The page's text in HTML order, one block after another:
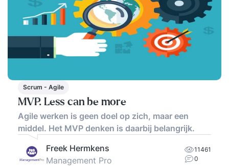
Scrum - Agile
MVP. Less can be more
Agile werken is geen doel op zich, maar een
middel. Het MVP denken is daarbij belangrijk.
Freek Hermkens
Management Pro
11461
0